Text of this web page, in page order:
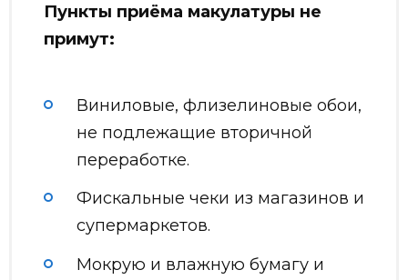
Пункты приёма макулатуры не
примут:
Виниловые, флизелиновые обои,
не подлежащие вторичной
переработке.
Фискальные чеки из магазинов и
супермаркетов.
Мокрую и влажную бумагу и